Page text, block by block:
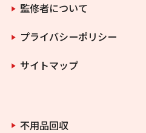
監修者について
プライバシーポリシー
サイトマップ
不用品回収